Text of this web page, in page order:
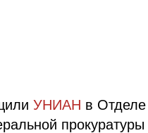
УНИАН в Отделе
прокуратуры